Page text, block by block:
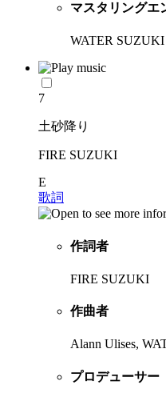
マスタリングエ
WATER SUZUKI
7
土砂降り
FIRE SUZUKI
E
歌詞
作詞者
FIRE SUZUKI
作曲者
Alann Ulises,
プロデューサー